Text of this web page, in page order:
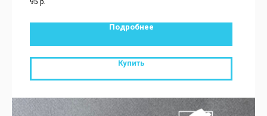
95 р.
Подробнее
Купить